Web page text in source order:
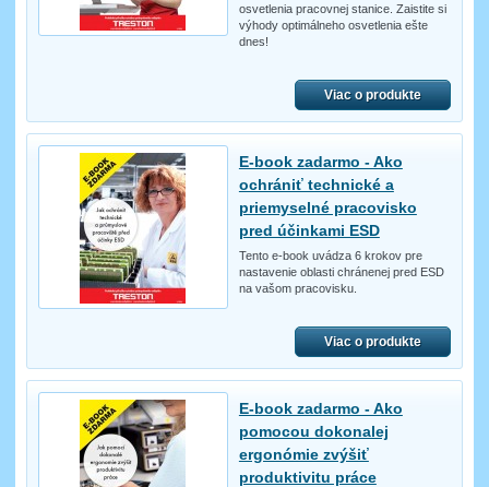
osvetlenia pracovnej stanice. Zaistite si
výhody optimálneho osvetlenia ešte
dnes!
Viac o produkte
E-book zadarmo - Ako
ochrániť technické a
priemyselné pracovisko
pred účinkami ESD
Tento e-book uvádza 6 krokov pre
nastavenie oblasti chránenej pred ESD
na vašom pracovisku.
Viac o produkte
E-book zadarmo - Ako
pomocou dokonalej
ergonómie zvýšiť
produktivitu práce